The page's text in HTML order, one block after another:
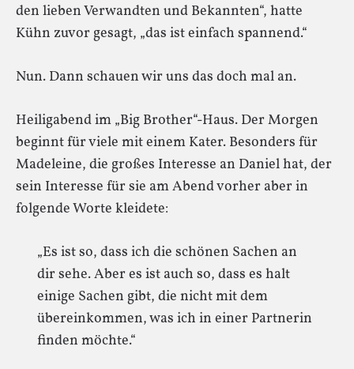
den lieben Verwandten und Bekannten“, hatte
Kühn zuvor gesagt, „das ist einfach spannend.“
Nun. Dann schauen wir uns das doch mal an.
Heiligabend im „Big Brother“-Haus. Der Morgen
beginnt für viele mit einem Kater. Besonders für
Madeleine, die großes Interesse an Daniel hat, der
sein Interesse für sie am Abend vorher aber in
folgende Worte kleidete:
„Es ist so, dass ich die schönen Sachen an
dir sehe. Aber es ist auch so, dass es halt
einige Sachen gibt, die nicht mit dem
übereinkommen, was ich in einer Partnerin
finden möchte.“